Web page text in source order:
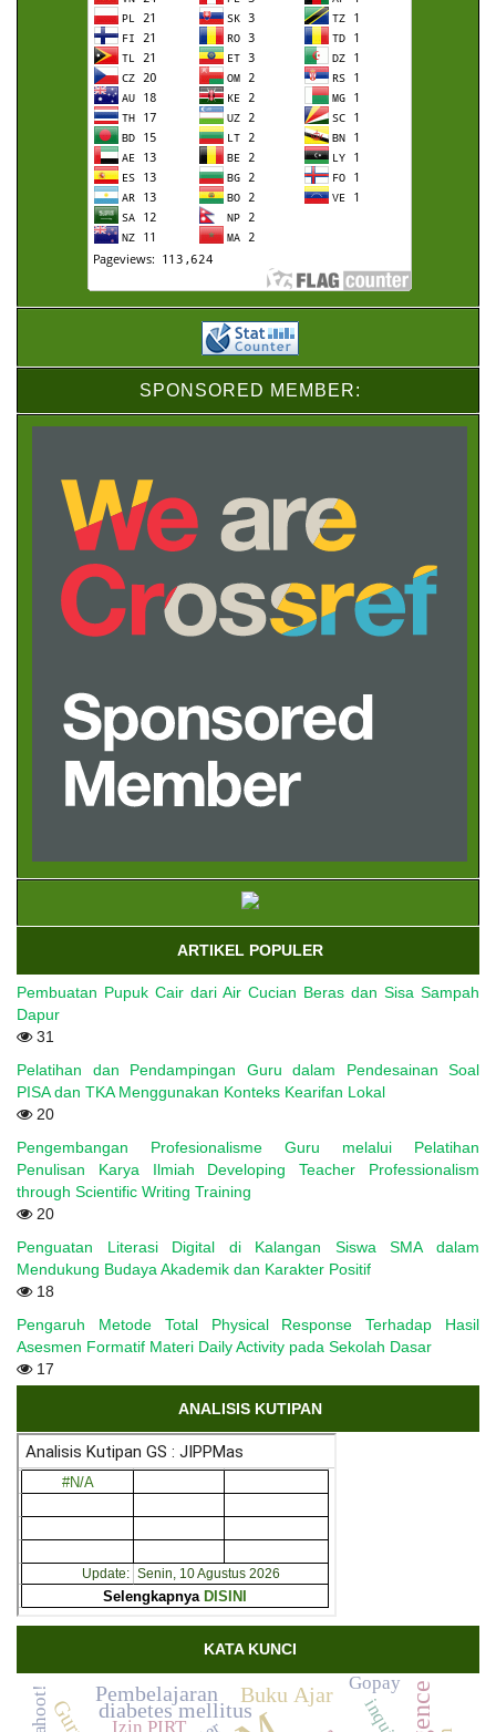
SPONSORED MEMBER:
ARTIKEL POPULER
Pembuatan Pupuk Cair dari Air Cucian Beras dan Sisa Sampah
Dapur
31
Pelatihan dan Pendampingan Guru dalam Pendesainan Soal
PISA dan TKA Menggunakan Konteks Kearifan Lokal
20
Pengembangan Profesionalisme Guru melalui Pelatihan
Penulisan Karya Ilmiah Developing Teacher Professionalism
through Scientific Writing Training
20
Penguatan Literasi Digital di Kalangan Siswa SMA dalam
Mendukung Budaya Akademik dan Karakter Positif
18
Pengaruh Metode Total Physical Response Terhadap Hasil
Asesmen Formatif Materi Daily Activity pada Sekolah Dasar
17
ANALISIS KUTIPAN
KATA KUNCI
diabetes mellitus
Pembelajaran Buku Ajar
Gopay
Izin PIRT
Kahoot!